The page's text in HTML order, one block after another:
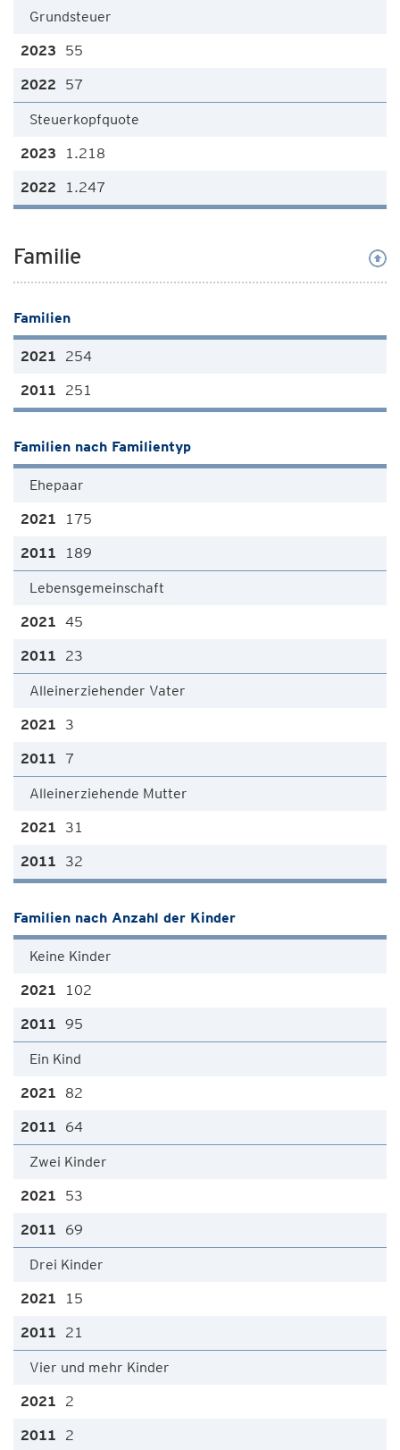
Grundsteuer
55
57
Steuerkopfquote
1.218
1.247
Familie
Familien
254
251
Familien nach Familientyp
Ehepaar
175
189
Lebensgemeinschaft
45
23
Alleinerziehender Vater
3
7
Alleinerziehende Mutter
31
32
Familien nach Anzahl der Kinder
Keine Kinder
102
95
Ein Kind
82
64
Zwei Kinder
53
69
Drei Kinder
15
21
Vier und mehr Kinder
2
2